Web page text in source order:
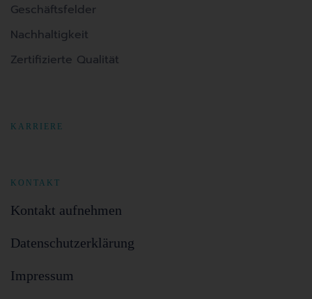
Geschäftsfelder
Nachhaltigkeit
Zertifizierte Qualität
KARRIERE
KONTAKT
Kontakt aufnehmen
Datenschutzerklärung
Impressum